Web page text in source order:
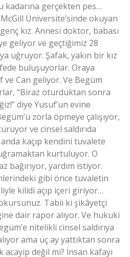
kadarına gerçekten pes…
Üniversite’sinde okuyan
genç kız. Annesi doktor, babası
geliyor ve geçtiğimiz 28
uğruyor. Şafak, yakın bir kız
buluşuyorlar. Oraya
ve Can geliyor. Ve Begüm
“Biraz oturduktan sonra
diye Yusuf’un evine
zorla öpmeye çalışıyor,
ve cinsel saldırıda
kaçıp kendini tuvalete
kurtuluyor. O
bağırıyor, yardım istiyor.
gibi önce tuvaletin
kilidi açıp içeri giriyor…
Tabii ki şikâyetçi
dair rapor alıyor. Ve hukuki
nitelikli cinsel saldırıya
ama üç ay yattıktan sonra
acayip değil mi? İnsan kafayı